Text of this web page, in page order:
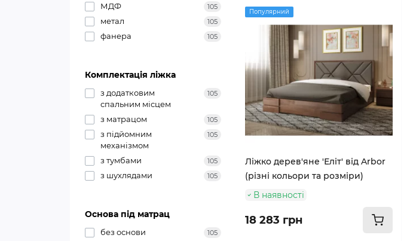
МДФ 105
метал 105
фанера 105
Комплектація ліжка
з додатковим
спальним місцем
105
з матрацом 105
з підйомним
механізмом
105
з тумбами 105
з шухлядами 105
Основа під матрац
без основи 105
Популярний
Ліжко дерев'яне 'Еліт' від Arbor
(різні кольори та розміри)
В наявності
18 283 грн